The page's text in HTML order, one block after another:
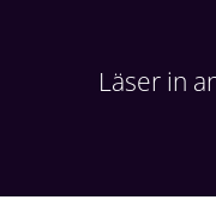
Läser in